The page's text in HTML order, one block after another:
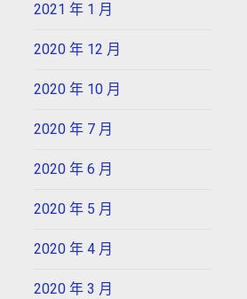
2021 年 1 月
2020 年 12 月
2020 年 10 月
2020 年 7 月
2020 年 6 月
2020 年 5 月
2020 年 4 月
2020 年 3 月